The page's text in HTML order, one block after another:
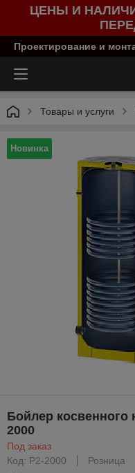
ЦЕНЫ И
Проектирование и
Товары и услуги
Новинка
Бойлер косвенного
2000
Под заказ
Код: P2-2000
Розница